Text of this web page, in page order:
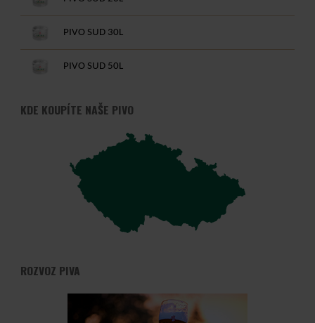
PIVO SUD 30L
PIVO SUD 50L
KDE KOUPÍTE NAŠE PIVO
ROZVOZ PIVA